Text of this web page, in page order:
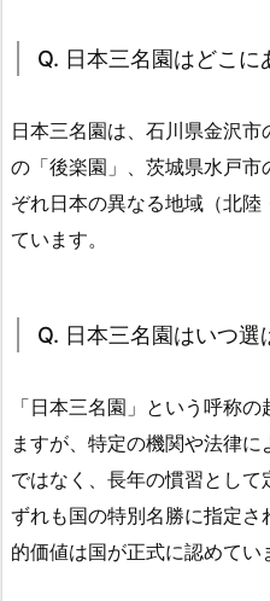
Q. 日本三名園はどこに
日本三名園は、石川県金沢
の「後楽園」、茨城県水戸
ぞれ日本の異なる地域（北
ています。
Q. 日本三名園はいつ選
「日本三名園」という呼称
ますが、特定の機関や法律
ではなく、長年の慣習とし
ずれも国の特別名勝に指定
的価値は国が正式に認めてい